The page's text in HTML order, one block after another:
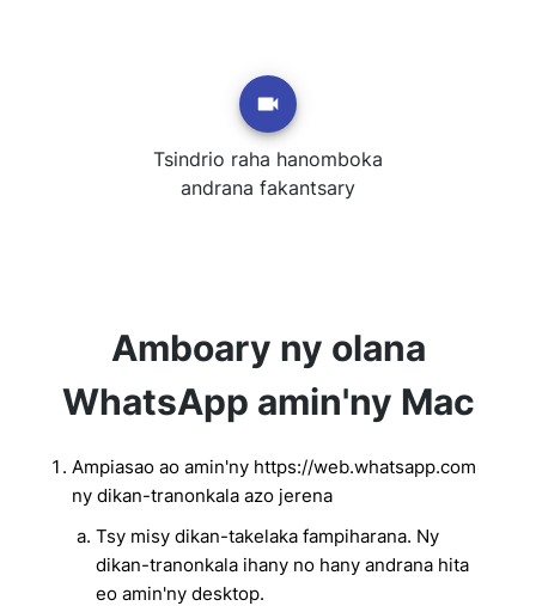
Tsindrio raha hanomboka
andrana fakantsary
Amboary ny olana
WhatsApp amin'ny Mac
Ampiasao ao amin'ny https://web.whatsapp.com
ny dikan-tranonkala azo jerena
Tsy misy dikan-takelaka fampiharana. Ny
dikan-tranonkala ihany no hany andrana hita
eo amin'ny desktop.